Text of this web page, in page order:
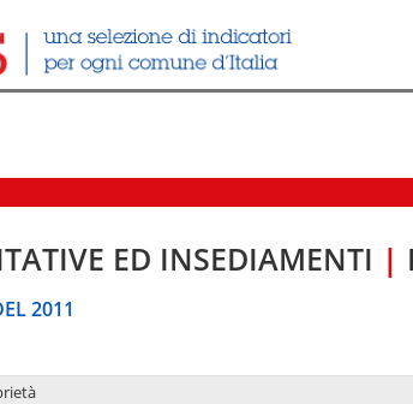
ED INSEDIAMENTI |
2011